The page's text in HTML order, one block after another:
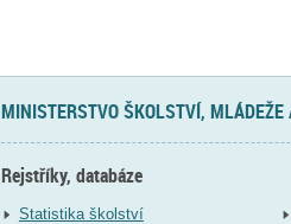
MINISTERSTVO ŠKOLSTVÍ, MLÁDEŽE
Rejstříky, databáze
Statistika školství